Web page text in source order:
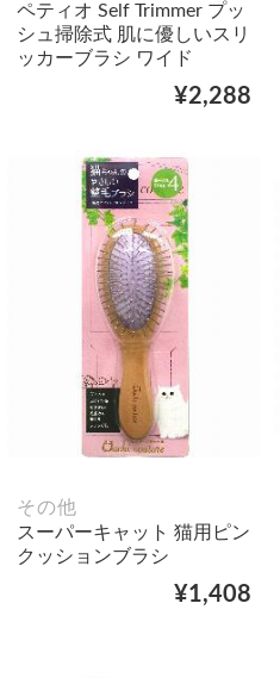
ペティオ Self Trimmer プッ
シュ掃除式 肌に優しいスリ
ッカーブラシ ワイド
¥2,288
その他
スーパーキャット 猫用ピン
クッションブラシ
¥1,408